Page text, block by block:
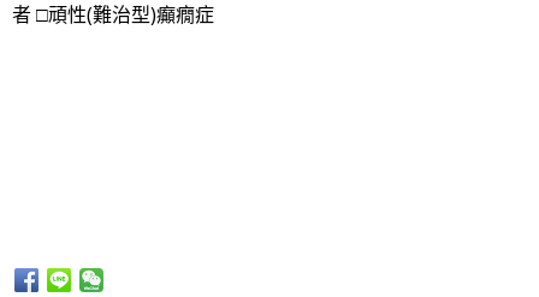
者 □頑性(難治型)癲癇症